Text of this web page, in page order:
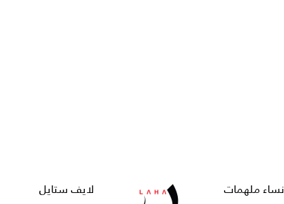
نساء ملهمات لايف ستايل